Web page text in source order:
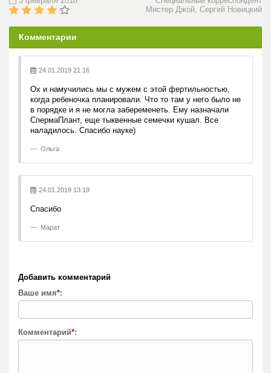
Мистер Джой, Сергей Новицкий
Комментарии
24.01.2019 21:16
Ох и намучились мы с мужем с этой фертильностью,
когда ребеночка планировали. Что то там у него было не
в порядке и я не могла забеременеть. Ему назначали
СпермаПлант, еще тыквенные семечки кушал. Все
наладилось. Спасибо науке)
Ольга
24.01.2019 13:19
Спасибо
Марат
Добавить комментарий
Ваше имя*:
Комментарий*: